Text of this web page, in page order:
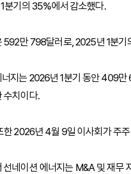
분기의 35%에서 감소했다.
592만 798달러로, 2025년 1분
지는 2026년 1분기 동안 409
수치이다.
한 2026년 4월 9일 이사회가 주
선네이션 에너지는 M&A 및 재무